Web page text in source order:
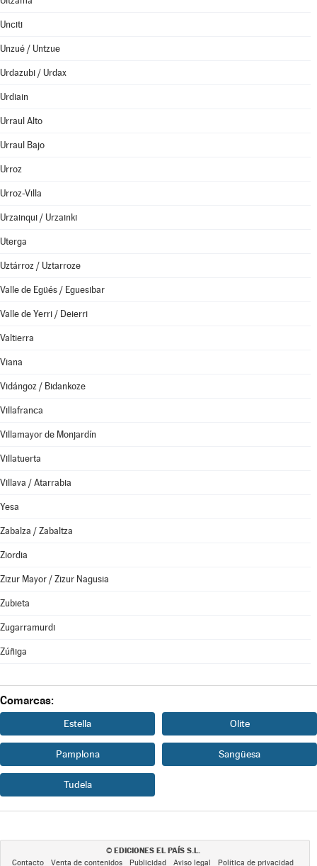
Unciti
Unzué / Untzue
Urdazubi / Urdax
Urdiain
Urraul Alto
Urraul Bajo
Urroz
Urroz-Villa
Urzainqui / Urzainki
Uterga
Uztárroz / Uztarroze
Valle de Egüés / Eguesibar
Valle de Yerri / Deierri
Valtierra
Viana
Vidángoz / Bidankoze
Villafranca
Villamayor de Monjardín
Villatuerta
Villava / Atarrabia
Yesa
Zabalza / Zabaltza
Ziordia
Zizur Mayor / Zizur Nagusia
Zubieta
Zugarramurdi
Zúñiga
Comarcas:
Estella Olite
Pamplona Sangüesa
Tudela
© EDICIONES EL PAÍS S.L.
Contacto Venta de contenidos Publicidad Aviso legal Política de privacidad